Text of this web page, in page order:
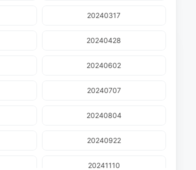
20240317
20240428
20240602
20240707
20240804
20240922
20241110